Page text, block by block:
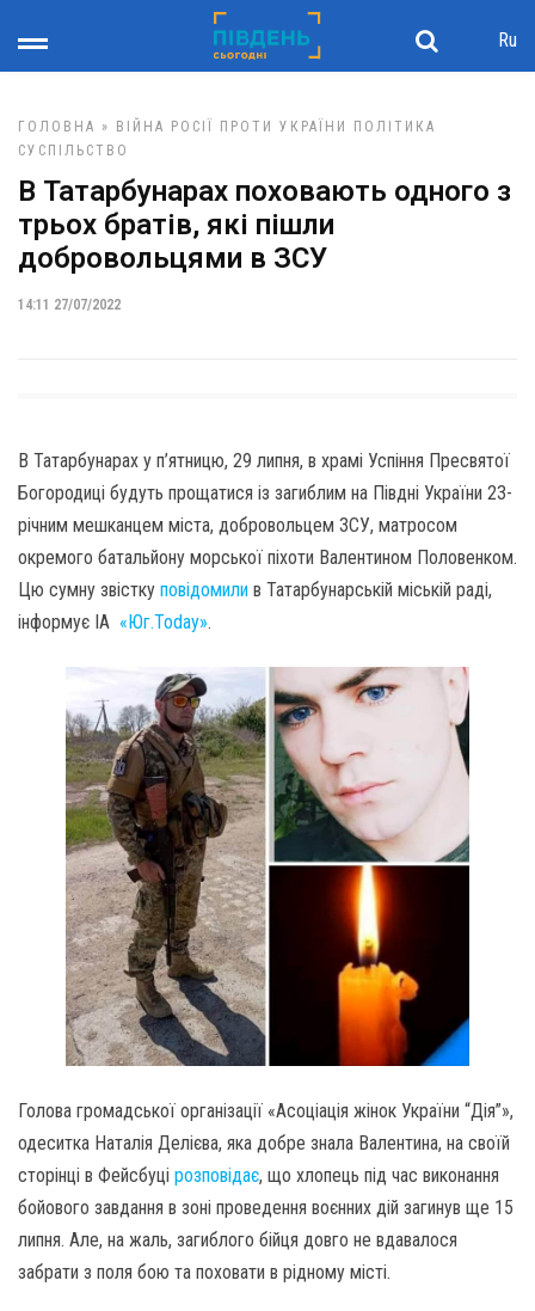
Ru
ГОЛОВНА » ВІЙНА РОСІЇ ПРОТИ УКРАЇНИ
ПОЛІТИКА
СУСПІЛЬСТВО
В Татарбунарах поховають одного з
трьох братів, які пішли
добровольцями в ЗСУ
14:11 27/07/2022
В Татарбунарах у п’ятницю, 29 липня, в храмі Успіння Пресвятої
Богородиці будуть прощатися із загиблим на Півдні України 23-
річним мешканцем міста, добровольцем ЗСУ, матросом
окремого батальйону морської піхоти Валентином Половенком.
Цю сумну звістку повідомили в Татарбунарській міській раді,
інформує ІА «Юг.Today».
Голова громадської організації «Асоціація жінок України “Дія”»,
одеситка Наталія Делієва, яка добре знала Валентина, на своїй
сторінці в Фейсбуці розповідає, що хлопець під час виконання
бойового завдання в зоні проведення воєнних дій загинув ще 15
липня. Але, на жаль, загиблого бійця довго не вдавалося
забрати з поля бою та поховати в рідному місті.